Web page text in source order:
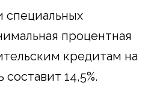
специальных
процентная
кредитам на
14,5%.